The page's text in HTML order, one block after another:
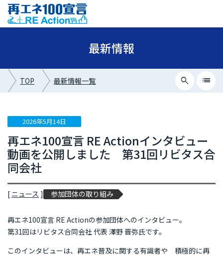
最新情報
TOP 最新情報一覧 search list
最新情報カテゴリー
ニュース
イベント情報
メディア掲載
再エネ100宣言 RE Action の最新情報
新規参加団体のお知らせ
RE Actionからのお知らせ
2026年5月14日
再エネ100宣言 RE Actionインタビュー
動画を公開しました 第31回リビタス合
同会社
[ ニュース ] 参加団体の取り組み
再エネ100宣言 RE Actionの参加団体へのインタビュー。
第31回はリビタス合同会社 代表 澤野 晋弥氏です。
このインタビューは、再エネ普及に関する有識者や 積極的に再